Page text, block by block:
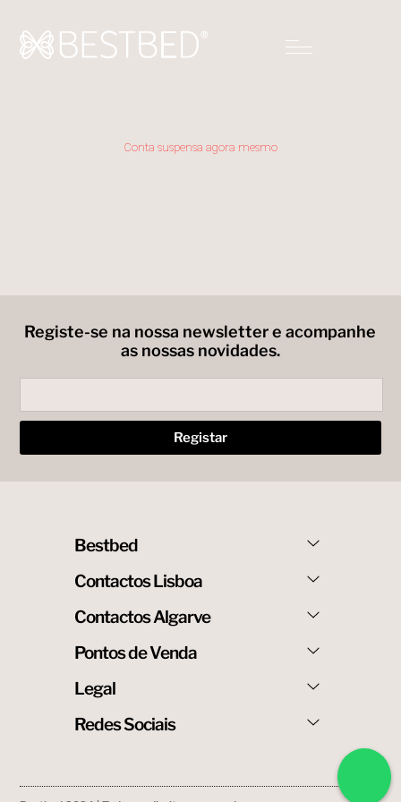
Conta suspensa agora mesmo
Registe-se na nossa newsletter e acompanhe
as nossas novidades.
Bestbed
Contactos Lisboa
Contactos Algarve
Pontos de Venda
Legal
Redes Sociais